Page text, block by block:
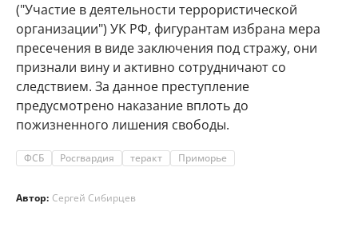
("Участие в деятельности террористической
организации") УК РФ, фигурантам избрана мера
пресечения в виде заключения под стражу, они
признали вину и активно сотрудничают со
следствием. За данное преступление
предусмотрено наказание вплоть до
пожизненного лишения свободы.
ФСБ Росгвардия теракт Приморье
Автор: Сергей Сибирцев